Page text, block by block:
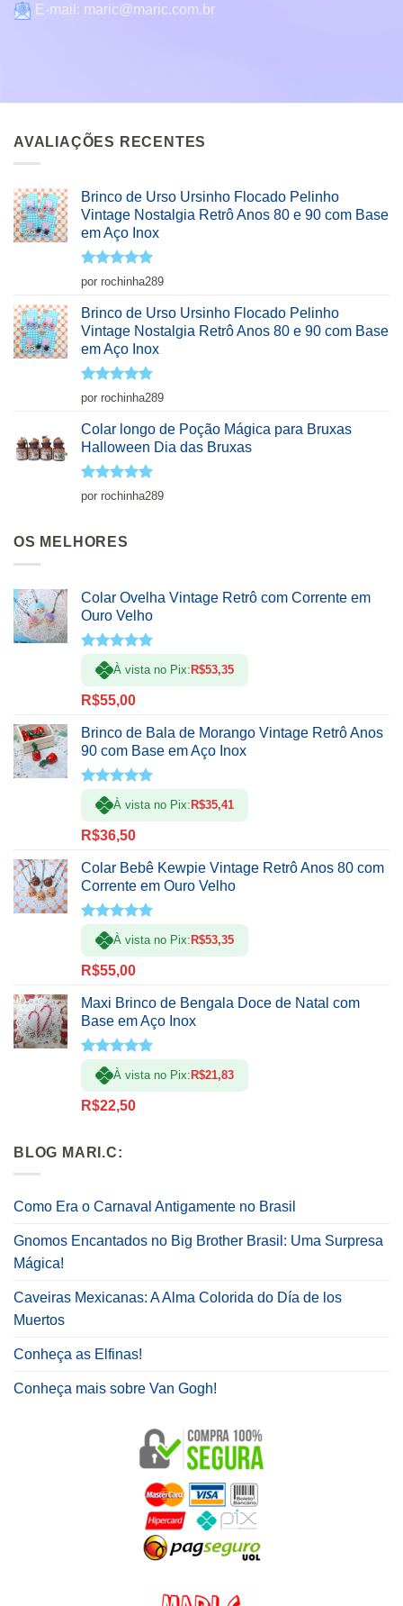
E-mail: maric@maric.com.br
AVALIAÇÕES RECENTES
Brinco de Urso Ursinho Flocado Pelinho
Vintage Nostalgia Retrô Anos 80 e 90 com Base
em Aço Inox
Avaliação5
de 5
por rochinha289
Brinco de Urso Ursinho Flocado Pelinho
Vintage Nostalgia Retrô Anos 80 e 90 com Base
em Aço Inox
Avaliação5
de 5
por rochinha289
Colar longo de Poção Mágica para Bruxas
Halloween Dia das Bruxas
Avaliação5
de 5
por rochinha289
OS MELHORES
Colar Ovelha Vintage Retrô com Corrente em
Ouro Velho
Avaliação
5.00de 5
À vista no Pix: R$53,35
R$55,00
Brinco de Bala de Morango Vintage Retrô Anos
90 com Base em Aço Inox
Avaliação
5.00de 5
À vista no Pix: R$35,41
R$36,50
Colar Bebê Kewpie Vintage Retrô Anos 80 com
Corrente em Ouro Velho
Avaliação
5.00de 5
À vista no Pix: R$53,35
R$55,00
Maxi Brinco de Bengala Doce de Natal com
Base em Aço Inox
Avaliação
5.00de 5
À vista no Pix: R$21,83
R$22,50
BLOG MARI.C:
Como Era o Carnaval Antigamente no Brasil
Gnomos Encantados no Big Brother Brasil: Uma Surpresa
Mágica!
Caveiras Mexicanas: A Alma Colorida do Día de los
Muertos
Conheça as Elfinas!
Conheça mais sobre Van Gogh!